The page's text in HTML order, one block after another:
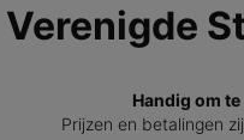
PRODUCT FILOSOFIE
Cleanse & Tone
Verenigde
Handig om
Prijzen en betalingen